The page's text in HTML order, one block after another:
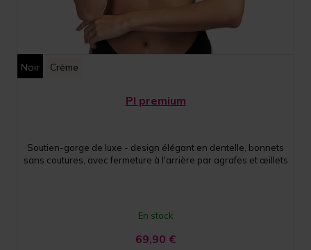
Noir Crème
PI premium
Soutien-gorge de luxe - design élégant en dentelle, bonnets
sans coutures, avec fermeture à l'arrière par agrafes et œillets
En stock
69,90 €